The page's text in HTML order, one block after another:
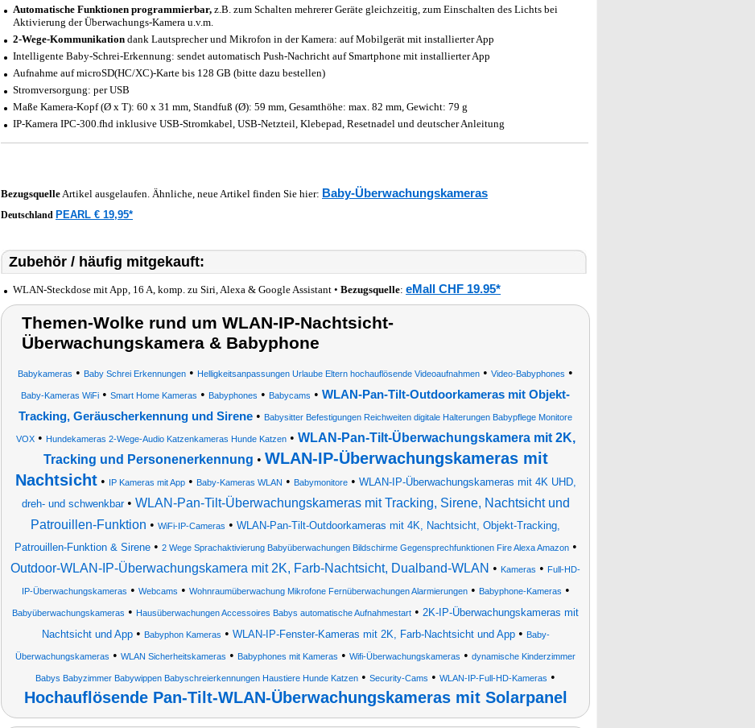
Automatische Funktionen programmierbar, z.B. zum Schalten mehrerer Geräte gleichzeitig, zum Einschalten des Lichts bei
Aktivierung der Überwachungs-Kamera u.v.m.
2-Wege-Kommunikation dank Lautsprecher und Mikrofon in der Kamera: auf Mobilgerät mit installierter App
Intelligente Baby-Schrei-Erkennung: sendet automatisch Push-Nachricht auf Smartphone mit installierter App
Aufnahme auf microSD(HC/XC)-Karte bis 128 GB (bitte dazu bestellen)
Stromversorgung: per USB
Maße Kamera-Kopf (Ø x T): 60 x 31 mm, Standfuß (Ø): 59 mm, Gesamthöhe: max. 82 mm, Gewicht: 79 g
IP-Kamera IPC-300.fhd inklusive USB-Stromkabel, USB-Netzteil, Klebepad, Resetnadel und deutscher Anleitung
BezugsquelleArtikel ausgelaufen. Ähnliche, neue Artikel finden Sie hier: Baby-Überwachungskameras
Deutschland PEARL € 19,95*
Zubehör / häufig mitgekauft:
WLAN-Steckdose mit App, 16 A, komp. zu Siri, Alexa & Google Assistant • Bezugsquelle: eMall CHF 19.95*
Themen-Wolke rund um WLAN-IP-Nachtsicht-
Überwachungskamera & Babyphone
Babykameras • Baby Schrei Erkennungen • Helligkeitsanpassungen Urlaube Eltern hochauflösende Videoaufnahmen • Video-Babyphones •
Baby-Kameras WiFi • Smart Home Kameras • Babyphones • Babycams • WLAN-Pan-Tilt-Outdoorkameras mit Objekt-
Tracking, Geräuscherkennung und Sirene • Babysitter Befestigungen Reichweiten digitale Halterungen Babypflege Monitore
VOX• Hundekameras 2-Wege-Audio Katzenkameras Hunde Katzen• WLAN-Pan-Tilt-Überwachungskamera mit 2K,
Tracking und Personenerkennung • WLAN-IP-Überwachungskameras mit
Nachtsicht• IP Kameras mit App• Baby-Kameras WLAN • Babymonitore• WLAN-IP-Überwachungskameras mit 4K UHD,
dreh- und schwenkbar• WLAN-Pan-Tilt-Überwachungskameras mit Tracking, Sirene, Nachtsicht und
Patrouillen-Funktion • WiFi-IP-Cameras • WLAN-Pan-Tilt-Outdoorkameras mit 4K, Nachtsicht, Objekt-Tracking,
Patrouillen-Funktion & Sirene• 2 Wege Sprachaktivierung Babyüberwachungen Bildschirme Gegensprechfunktionen Fire Alexa Amazon•
Outdoor-WLAN-IP-Überwachungskamera mit 2K, Farb-Nachtsicht, Dualband-WLAN • Kameras • Full-HD-
IP-Überwachungskameras • Webcams • Wohnraumüberwachung Mikrofone Fernüberwachungen Alarmierungen• Babyphone-Kameras •
Babyüberwachungskameras • Hausüberwachungen Accessoires Babys automatische Aufnahmestart • 2K-IP-Überwachungskameras mit
Nachtsicht und App• Babyphon Kameras • WLAN-IP-Fenster-Kameras mit 2K, Farb-Nachtsicht und App• Baby-
Überwachungskameras • WLAN Sicherheitskameras • Babyphones mit Kameras • Wifi-Überwachungskameras • dynamische Kinderzimmer
Babys Babyzimmer Babywippen Babyschreierkennungen Haustiere Hunde Katzen • Security-Cams • WLAN-IP-Full-HD-Kameras •
Hochauflösende Pan-Tilt-WLAN-Überwachungskameras mit Solarpanel